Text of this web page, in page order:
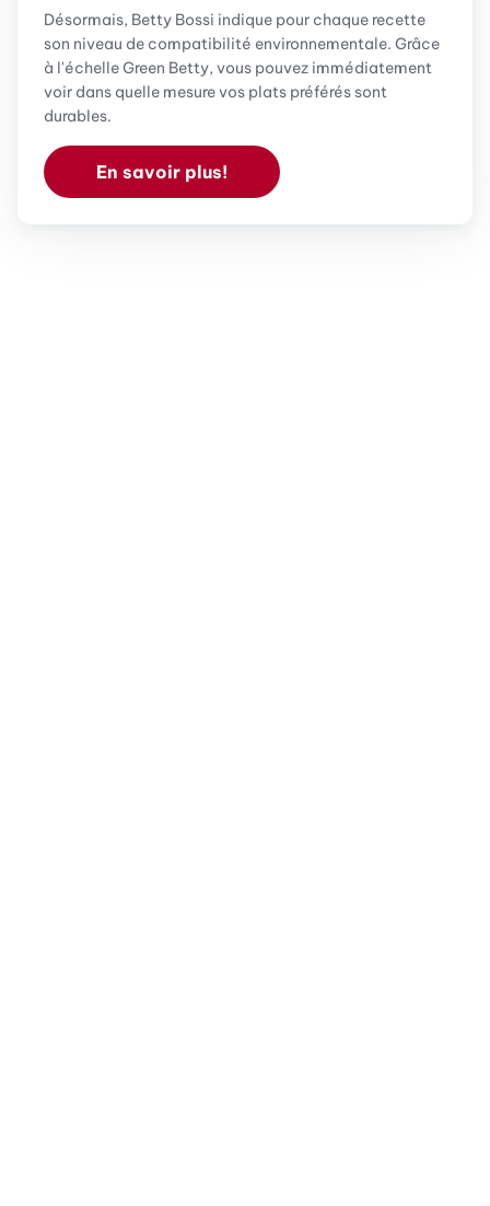
Désormais, Betty Bossi indique pour chaque recette
son niveau de compatibilité environnementale. Grâce
à l'échelle Green Betty, vous pouvez immédiatement
voir dans quelle mesure vos plats préférés sont
durables.
En savoir plus!